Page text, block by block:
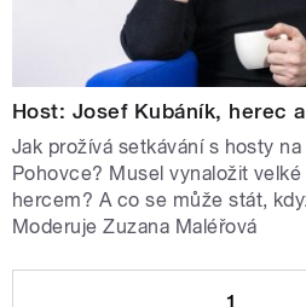
Host: Josef Kubáník, herec
Jak prožívá setkávání s hosty
Pohovce? Musel vynaložit
hercem? A co se může stát,
Moderuje Zuzana Maléřová
1